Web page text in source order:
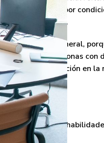
lucha histórica por
para todos.
sociedad en general,
de personas con
y la innovación en la
experiencias y